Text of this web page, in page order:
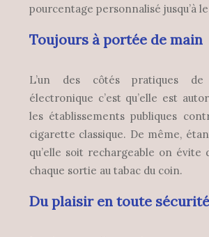
pourcentage personnalisé jusqu’à
Toujours à portée de main
L’un des côtés pratiques
électronique c’est qu’elle est
les établissements publiques
cigarette classique. De même,
qu’elle soit rechargeable on évite
chaque sortie au tabac du coin.
Du plaisir en toute sécurité